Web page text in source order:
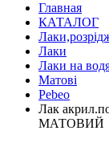
Главная
КАТАЛОГ
Лаки
Лаки на
Матові
Pebeo
Лак
МАТОВИЙ